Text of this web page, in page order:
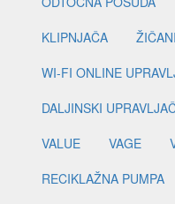
KLIPNJAČA
WI-FI ONLINE
DALJINSKI
VALUE
VAGE
RECIKLAŽNA PUMPA